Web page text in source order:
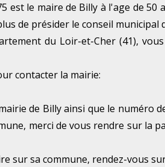
est le maire de Billy à l'age de 50
de présider le conseil municipal
du Loir-et-Cher (41),
contacter la mairie:
de Billy ainsi que le numéro
merci de vous rendre sur la
sur sa commune, rendez-vous